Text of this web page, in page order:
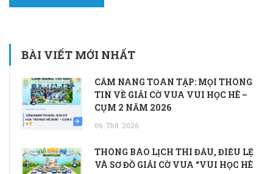
BÀI VIẾT MỚI NHẤT
CẨM NANG TOÀN TẬP: MỌI THÔNG
TIN VỀ GIẢI CỜ VUA VUI HỌC HÈ –
CỤM 2 NĂM 2026
06 Th8 2026
THÔNG BÁO LỊCH THI ĐẤU, ĐIỀU LỆ
VÀ SƠ ĐỒ GIẢI CỜ VUA “VUI HỌC HÈ